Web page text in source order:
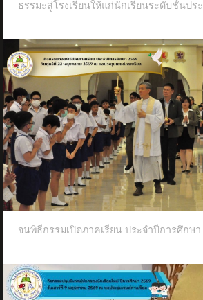
ธรรมะสู่โรงเรียนให้แก่นักเรียนระดับชั้นปร
จนพิธีกรรมเปิดภาคเรียน ประจำปีการศึกษา